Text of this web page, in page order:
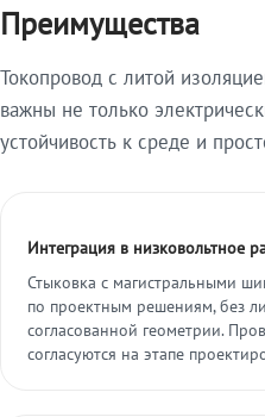
Преимущества
Токопровод с литой
важны не только
устойчивость к среде и
Интеграция в низковольтное
Стыковка с магистральными
по проектным решениям, без
согласованной геометрии.
согласуются на этапе